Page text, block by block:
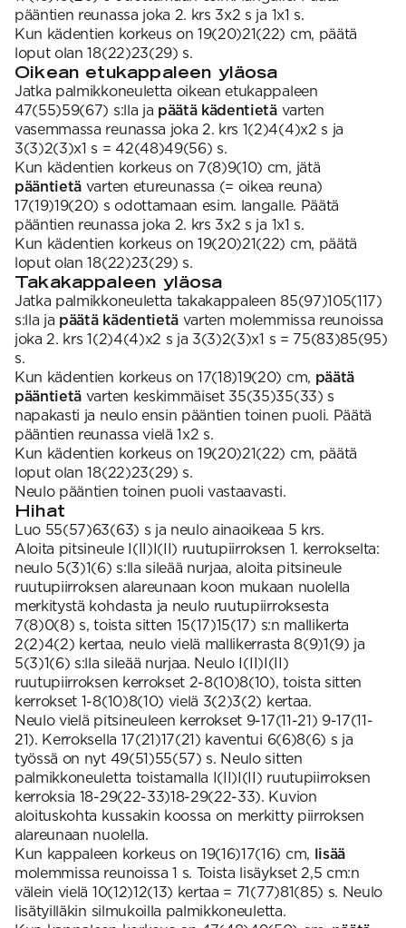
pääntien reunassa joka 2. krs 3x2 s ja 1x1 s.
Kun kädentien korkeus on 19(20)21(22) cm, päätä
loput olan 18(22)23(29) s.
Oikean etukappaleen yläosa
Jatka palmikkoneuletta oikean etukappaleen
47(55)59(67) s:lla ja päätä kädentietävarten
vasemmassa reunassa joka 2. krs 1(2)4(4)x2 s ja
3(3)2(3)x1 s = 42(48)49(56) s.
Kun kädentien korkeus on 7(8)9(10) cm, jätä
pääntietä varten etureunassa (= oikea reuna)
17(19)19(20) s odottamaan esim. langalle. Päätä
pääntien reunassa joka 2. krs 3x2 s ja 1x1 s.
Kun kädentien korkeus on 19(20)21(22) cm, päätä
loput olan 18(22)23(29) s.
Takakappaleen yläosa
Jatka palmikkoneuletta takakappaleen 85(97)105(117)
s:lla ja päätä kädentietä varten molemmissa reunoissa
joka 2. krs 1(2)4(4)x2 s ja 3(3)2(3)x1 s = 75(83)85(95)
s.
Kun kädentien korkeus on 17(18)19(20) cm, päätä
pääntietä varten keskimmäiset 35(35)35(33) s
napakasti ja neulo ensin pääntien toinen puoli. Päätä
pääntien reunassa vielä 1x2 s.
Kun kädentien korkeus on 19(20)21(22) cm, päätä
loput olan 18(22)23(29) s.
Neulo pääntien toinen puoli vastaavasti.
Hihat
Luo 55(57)63(63) s ja neulo ainaoikeaa 5 krs.
Aloita pitsineule I(II)I(II) ruutupiirroksen 1. kerrokselta:
neulo 5(3)1(6) s:lla sileää nurjaa, aloita pitsineule
ruutupiirroksen alareunaan koon mukaan nuolella
merkitystä kohdasta ja neulo ruutupiirroksesta
7(8)0(8) s, toista sitten 15(17)15(17) s:n mallikerta
2(2)4(2) kertaa, neulo vielä mallikerrasta 8(9)1(9) ja
5(3)1(6) s:lla sileää nurjaa. Neulo I(II)I(II)
ruutupiirroksen kerrokset 2-8(10)8(10), toista sitten
kerrokset 1-8(10)8(10) vielä 3(2)3(2) kertaa.
Neulo vielä pitsineuleen kerrokset 9-17(11-21) 9-17(11-
21). Kerroksella 17(21)17(21) kaventui 6(6)8(6) s ja
työssä on nyt 49(51)55(57) s. Neulo sitten
palmikkoneuletta toistamalla I(II)I(II) ruutupiirroksen
kerroksia 18-29(22-33)18-29(22-33). Kuvion
aloituskohta kussakin koossa on merkitty piirroksen
alareunaan nuolella.
Kun kappaleen korkeus on 19(16)17(16) cm, lisää
molemmissa reunoissa 1 s. Toista lisäykset 2,5 cm:n
välein vielä 10(12)12(13) kertaa = 71(77)81(85) s. Neulo
lisätyilläkin silmukoilla palmikkoneuletta.